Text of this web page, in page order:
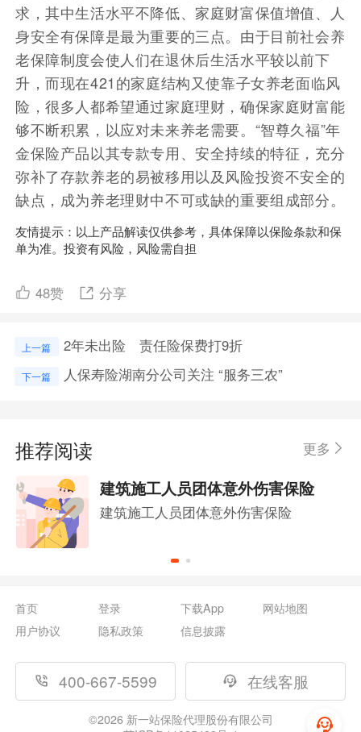
求，其中生活水平不降低、家庭财富保值增值、人
身安全有保障是最为重要的三点。由于目前社会养
老保障制度会使人们在退休后生活水平较以前下
升，而现在421的家庭结构又使靠子女养老面临风
险，很多人都希望通过家庭理财，确保家庭财富能
够不断积累，以应对未来养老需要。“智尊久福”年
金保险产品以其专款专用、安全持续的特征，充分
弥补了存款养老的易被移用以及风险投资不安全的
缺点，成为养老理财中不可或缺的重要组成部分。
友情提示：以上产品解读仅供参考，具体保障以保险条款和保
单为准。投资有风险，风险需自担
48赞 分享
上一篇 2年未出险 责任险保费打9折
下一篇 人保寿险湖南分公司关注 “服务三农”
推荐阅读 更多
建筑施工人员团体意外伤害保险
建筑施工人员团体意外伤害保险
首页 登录 下载App
网站地图
用户协议
隐私政策 信息披露
400-667-5599 在线客服
©2026新一站保险代理股份有限公司